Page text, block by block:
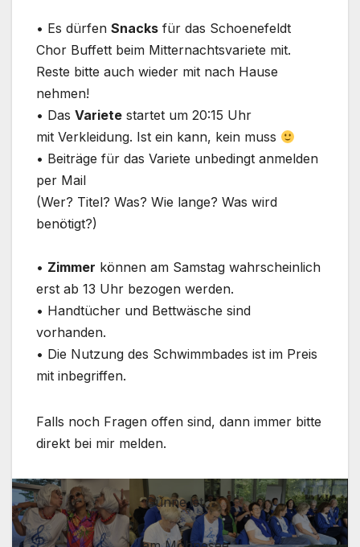
•⁠ ⁠Es dürfen Snacks für das Schoenefeldt
Chor Buffett beim Mitternachtsvariete mit.
Reste bitte auch wieder mit nach Hause
nehmen!
•⁠ ⁠Das Variete startet um 20:15 Uhr
mit Verkleidung. Ist ein kann, kein muss
•⁠ ⁠Beiträge für das Variete unbedingt anmelden
per Mail
(Wer? Titel? Was? Wie lange? Was wird
benötigt?)
•⁠ ⁠ Zimmer können am Samstag wahrscheinlich
erst ab 13 Uhr bezogen werden.
•⁠ ⁠Handtücher und Bettwäsche sind
vorhanden.
•⁠ ⁠Die Nutzung des Schwimmbades ist im Preis
mit inbegriffen.
Falls noch Fragen offen sind, dann immer bitte
direkt bei mir melden.
Günne ist…